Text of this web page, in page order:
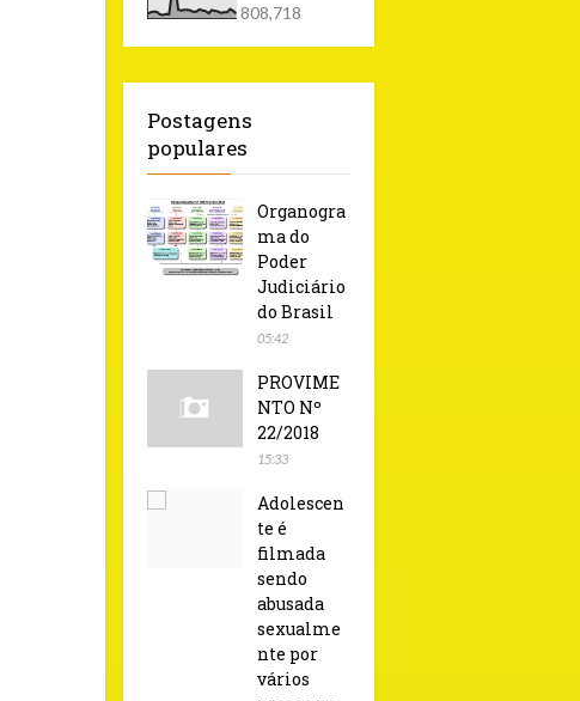
808,718
Postagens
populares
Organogra
ma do
Poder
Judiciário
do Brasil
05:42
PROVIME
NTO Nº
22/2018
15:33
Adolescen
te é
filmada
sendo
abusada
sexualme
nte por
vários